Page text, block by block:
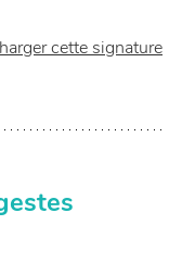
cette signature